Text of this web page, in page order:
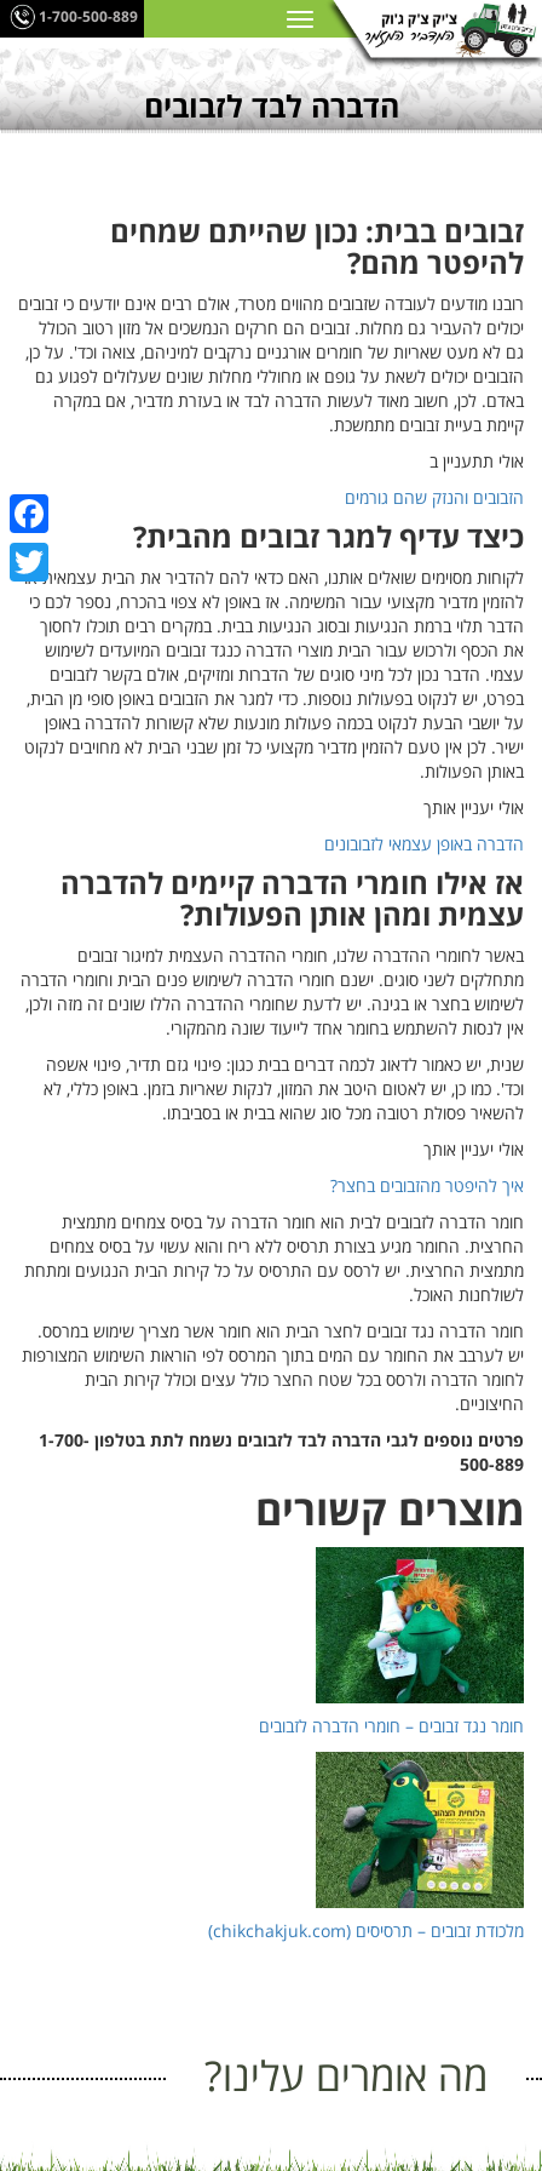
1-700-500-889
הדברה לבד לזבובים
זבובים בבית: נכון שהייתם שמחים
להיפטר מהם?
רובנו מודעים לעובדה שזבובים מהווים מטרד, אולם רבים אינם יודעים כי זבובים
יכולים להעביר גם מחלות. זבובים הם חרקים הנמשכים אל מזון רטוב הכולל
גם לא מעט שאריות של חומרים אורגניים נרקבים למיניהם, צואה וכד'. על כן,
הזבובים יכולים לשאת על גופם או מחוללי מחלות שונים שעלולים לפגוע גם
באדם. לכן, חשוב מאוד לעשות הדברה לבד או בעזרת מדביר, אם במקרה
קיימת בעיית זבובים מתמשכת.
אולי תתעניין ב
הזבובים והנזק שהם גורמים
כיצד עדיף למגר זבובים מהבית?
לקוחות מסוימים שואלים אותנו, האם כדאי להם להדביר את הבית עצמאית או
להזמין מדביר מקצועי עבור המשימה. אז באופן לא צפוי בהכרח, נספר לכם כי
הדבר תלוי ברמת הנגיעות ובסוג הנגיעות בבית. במקרים רבים תוכלו לחסוך
את הכסף ולרכוש עבור הבית מוצרי הדברה כנגד זבובים המיועדים לשימוש
עצמי. הדבר נכון לכל מיני סוגים של הדברות ומזיקים, אולם בקשר לזבובים
בפרט, יש לנקוט בפעולות נוספות. כדי למגר את הזבובים באופן סופי מן הבית,
על יושבי הבעת לנקוט בכמה פעולות מונעות שלא קשורות להדברה באופן
ישיר. לכן אין טעם להזמין מדביר מקצועי כל זמן שבני הבית לא מחויבים לנקוט
באותן הפעולות.
אולי יעניין אותך
הדברה באופן עצמאי לזבובונים
אז אילו חומרי הדברה קיימים להדברה
עצמית ומהן אותן הפעולות?
באשר לחומרי ההדברה שלנו, חומרי ההדברה העצמית למיגור זבובים
מתחלקים לשני סוגים. ישנם חומרי הדברה לשימוש פנים הבית וחומרי הדברה
לשימוש בחצר או בגינה. יש לדעת שחומרי ההדברה הללו שונים זה מזה ולכן,
אין לנסות להשתמש בחומר אחד לייעוד שונה מהמקורי.
שנית, יש כאמור לדאוג לכמה דברים בבית כגון: פינוי גזם תדיר, פינוי אשפה
וכד'. כמו כן, יש לאטום היטב את המזון, לנקות שאריות בזמן. באופן כללי, לא
להשאיר פסולת רטובה מכל סוג שהוא בבית או בסביבתו.
אולי יעניין אותך
איך להיפטר מהזבובים בחצר?
חומר הדברה לזבובים לבית הוא חומר הדברה על בסיס צמחים מתמצית
החרצית. החומר מגיע בצורת תרסיס ללא ריח והוא עשוי על בסיס צמחים
מתמצית החרצית. יש לרסס עם התרסיס על כל קירות הבית הנגועים ומתחת
לשולחנות האוכל.
חומר הדברה נגד זבובים לחצר הבית הוא חומר אשר מצריך שימוש במרסס.
יש לערבב את החומר עם המים בתוך המרסס לפי הוראות השימוש המצורפות
לחומר הדברה ולרסס בכל שטח החצר כולל עצים וכולל קירות הבית
החיצוניים.
פרטים נוספים לגבי הדברה לבד לזבובים נשמח לתת בטלפון 1-700-
500-889
מוצרים קשורים
חומר נגד זבובים – חומרי הדברה לזבובים
מלכודת זבובים – תרסיסים (chikchakjuk.com)
מה אומרים עלינו?